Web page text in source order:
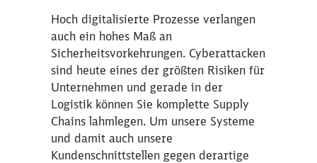
Hoch digitalisierte Prozesse verlangen
auch ein hohes Maß an
Sicherheitsvorkehrungen. Cyberattacken
sind heute eines der größten Risiken für
Unternehmen und gerade in der
Logistik können Sie komplette Supply
Chains lahmlegen. Um unsere Systeme
und damit auch unsere
Kundenschnittstellen gegen derartige